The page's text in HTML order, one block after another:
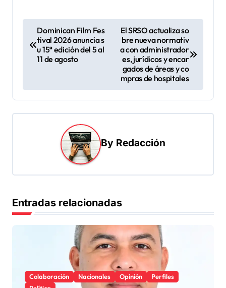
g
a
n
e
e
r
Dominican Film Fes
tival 2026 anuncia s
u 15ª edición del 5 al
11 de agosto
El SRSO actualiza so
bre nueva normativ
a con administrador
es, jurídicos y encar
gados de áreas y co
mpras de hospitales
By Redacción
Entradas relacionadas
Colaboración Nacionales Opinión
Perfiles